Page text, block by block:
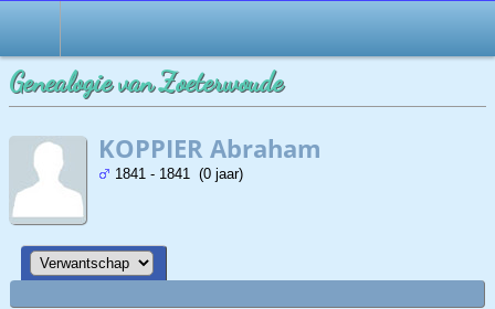
Genealogie van Zoeterwoude
KOPPIER Abraham
1841 - 1841 (0 jaar)